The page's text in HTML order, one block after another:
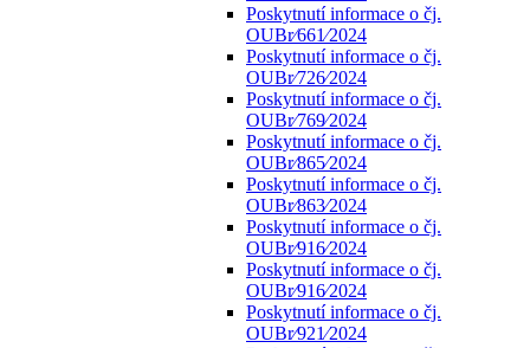
Poskytnutí informace o čj.
OUBr⁄661⁄2024
Poskytnutí informace o čj.
OUBr⁄726⁄2024
Poskytnutí informace o čj.
OUBr⁄769⁄2024
Poskytnutí informace o čj.
OUBr⁄865⁄2024
Poskytnutí informace o čj.
OUBr⁄863⁄2024
Poskytnutí informace o čj.
OUBr⁄916⁄2024
Poskytnutí informace o čj.
OUBr⁄916⁄2024
Poskytnutí informace o čj.
OUBr⁄921⁄2024